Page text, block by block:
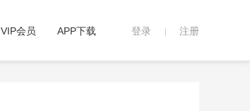
登录 注册
VIP会员 APP下载